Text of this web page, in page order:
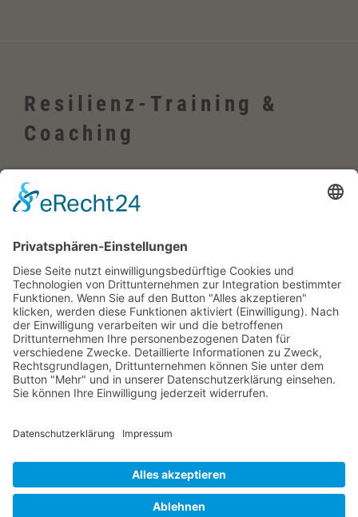
Resilienz-Training &
Coaching
Wehrheim, Usingen, Neu-Anspach, Schmitten, Bad Homburg,
Friedrichsdorf, Oberursel, im Taunus, Frankfurt, Rhein-Main-Gebiet,
Englisch-Training
Wehrheim im Taunus, Usingen, Neu-Anspach, Schmitten, Bad
Homburg, Friedrichsdorf, Oberursel, im Taunus, Frankfurt, Rhein-
Main-Gebiet, Rosbach, deutschlandweit, in Firmen sowie online
Bettina Bonkas, Coaching + Training | Im Ärmchen 3, D-61273